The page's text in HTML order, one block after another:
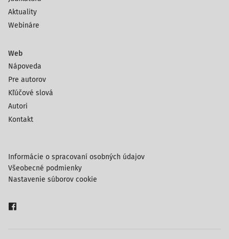
Aktuality
Webináre
Web
Nápoveda
Pre autorov
Kľúčové slová
Autori
Kontakt
Informácie o spracovaní osobných údajov
Všeobecné podmienky
Nastavenie súborov cookie